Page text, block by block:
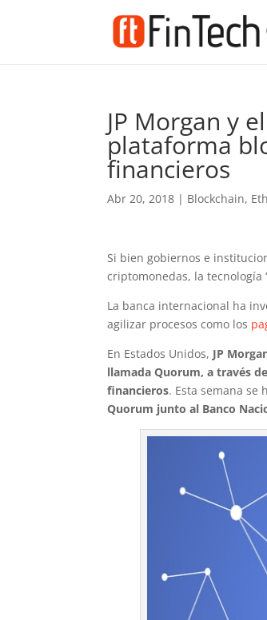
JP Morgan y
plataforma
financieros
Abr 20, 2018 | Blockchain,
Si bien gobiernos e
criptomonedas, la tecnología
La banca internacional ha
agilizar procesos como los
En Estados Unidos, JP
llamada Quorum, a través
financieros. Esta semana se
Quorum junto al Banco